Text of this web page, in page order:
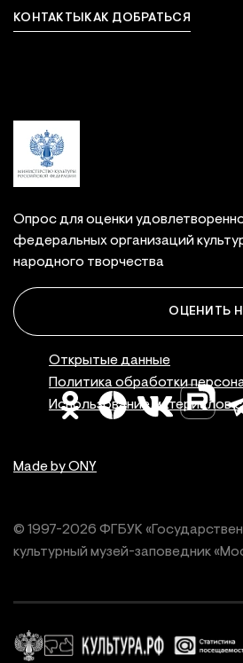
Связаться
КОНТАКТЫКАК ДОБРАТЬСЯ
Опрос для оценки
федеральных организаций
народного творчества
ОЦЕНИТЬ
Made by ONY
© 1997-2026 ФГБУК
культурный музей-заповедник
Открытые данные
Политика обработки
Использование материалов